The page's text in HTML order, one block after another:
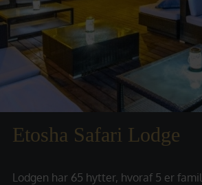
Etosha Safari Lodge
Lodgen har 65 hytter, hvoraf 5 er